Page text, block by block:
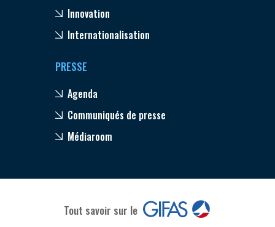
Innovation
Internationalisation
PRESSE
Agenda
Communiqués de presse
Médiaroom
Tout savoir sur le